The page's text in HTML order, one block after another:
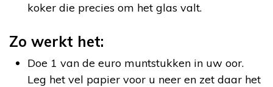
koker die precies om het glas valt.
Zo werkt het:
Doe 1 van de euro muntstukken in uw oor.
Leg het vel papier voor u neer en zet daar het